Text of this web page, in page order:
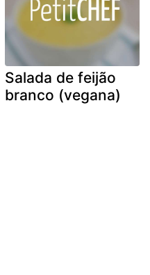
Salada de feijão
branco (vegana)